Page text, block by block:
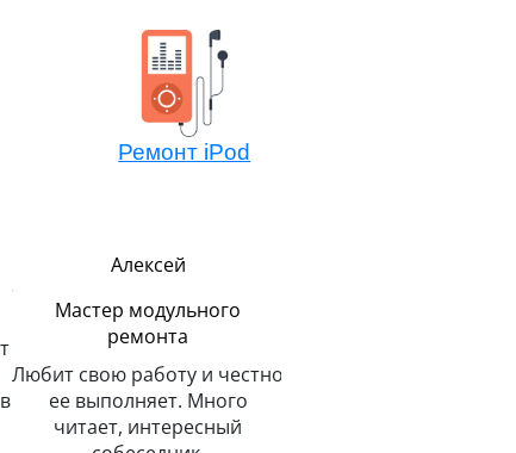
Ремонт iPod
Павел
Руководитель
В меру строг, но всегда
справедлив. Главным
показателем успеха считает
улыбку на лице клиента.